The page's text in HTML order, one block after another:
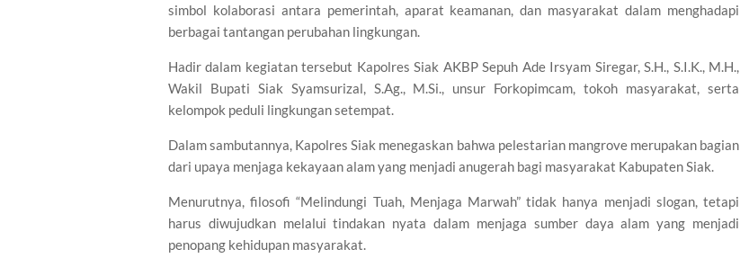
simbol kolaborasi antara pemerintah, aparat keamanan, dan masyarakat dalam menghadapi
berbagai tantangan perubahan lingkungan.
Hadir dalam kegiatan tersebut Kapolres Siak AKBP Sepuh Ade Irsyam Siregar, S.H., S.I.K., M.H.,
Wakil Bupati Siak Syamsurizal, S.Ag., M.Si., unsur Forkopimcam, tokoh masyarakat, serta
kelompok peduli lingkungan setempat.
Dalam sambutannya, Kapolres Siak menegaskan bahwa pelestarian mangrove merupakan bagian
dari upaya menjaga kekayaan alam yang menjadi anugerah bagi masyarakat Kabupaten Siak.
Menurutnya, filosofi “Melindungi Tuah, Menjaga Marwah” tidak hanya menjadi slogan, tetapi
harus diwujudkan melalui tindakan nyata dalam menjaga sumber daya alam yang menjadi
penopang kehidupan masyarakat.